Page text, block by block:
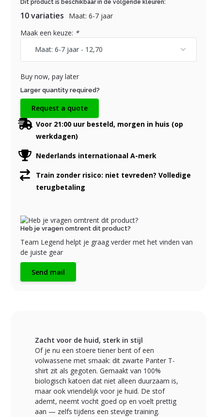
Dit product is beschikbaar in de volgende kleuren:
10 variaties
Maat: 6-7 jaar
Maak een keuze: *
Buy now, pay later
Larger quantity required?
Request a quote
Voor 21:00 uur besteld, morgen in huis (op
werkdagen)
Nederlands internationaal A-merk
Train zonder risico: niet tevreden? Volledige
terugbetaling
Heb je vragen omtrent dit product?
Team Legend helpt je graag verder met het vinden van
de juiste gear
Send mail
Zacht voor de huid, sterk in stijl
Of je nu een stoere tiener bent of een
volwassene met smaak: dit zwarte Panter T-
shirt zit als gegoten. Gemaakt van 100%
biologisch katoen dat niet alleen duurzaam is,
maar ook vriendelijk voor je huid. De stof
ademt, neemt vocht goed op en voelt prettig
aan — zelfs tijdens een stevige training.